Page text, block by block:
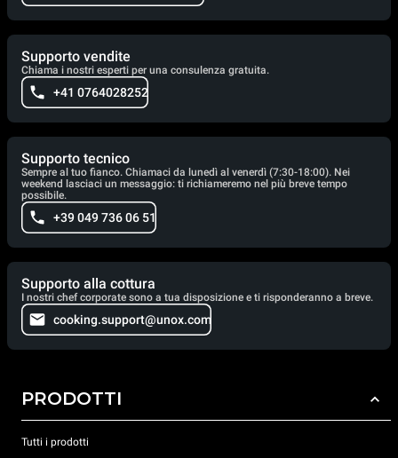
Supporto vendite
Chiama i nostri esperti per una consulenza gratuita.
+41 0764028252
Supporto tecnico
Sempre al tuo fianco. Chiamaci da lunedì al venerdì (7:30-18:00). Nei
weekend lasciaci un messaggio: ti richiameremo nel più breve tempo
possibile.
+39 049 736 06 51
Supporto alla cottura
I nostri chef corporate sono a tua disposizione e ti risponderanno a breve.
cooking.support@unox.com
PRODOTTI
Tutti i prodotti